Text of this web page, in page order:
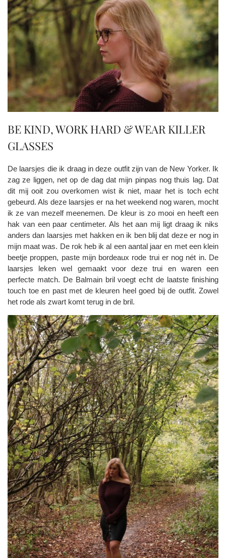
BE KIND, WORK HARD & WEAR KILLER
GLASSES
De laarsjes die ik draag in deze outfit zijn van de New Yorker. Ik
zag ze liggen, net op de dag dat mijn pinpas nog thuis lag. Dat
dit mij ooit zou overkomen wist ik niet, maar het is toch echt
gebeurd. Als deze laarsjes er na het weekend nog waren, mocht
ik ze van mezelf meenemen. De kleur is zo mooi en heeft een
hak van een paar centimeter. Als het aan mij ligt draag ik niks
anders dan laarsjes met hakken en ik ben blij dat deze er nog in
mijn maat was. De rok heb ik al een aantal jaar en met een klein
beetje proppen, paste mijn bordeaux rode trui er nog nét in. De
laarsjes leken wel gemaakt voor deze trui en waren een
perfecte match. De Balmain bril voegt echt de laatste finishing
touch toe en past met de kleuren heel goed bij de outfit. Zowel
het rode als zwart komt terug in de bril.